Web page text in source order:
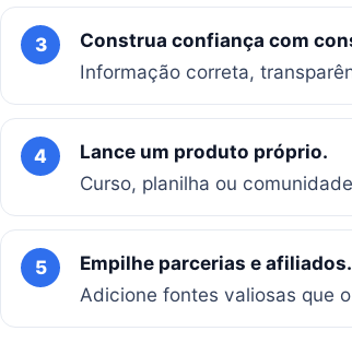
3
Construa confiança com
Informação correta,
4
Lance um produto próprio.
Curso, planilha ou
5
Empilhe parcerias e afiliados.
Adicione fontes valiosas que